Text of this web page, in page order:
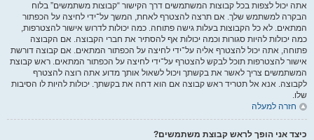
אתה יכול לצפות בכל קבוצות המשתמשים דרך הקישור “קבוצות משתמשים” בלוח
הבקרה למשתמש שלך. אם תרצה להצטרף לאחת, המשך על־ידי לחיצה על הכפתור
המתאים. לא כל הקבוצות בעלות גישה פתוחה. כמה יכולות לדרוש אישור להצטרפות,
כמה יכולות להיות סגורות וכמה יכולות אף להסתיר את חברי הקבוצה. אם הקבוצה
פתוחה, אתה יכול להצטרף אליה על־ידי לחיצה על הכפתור המתאים. אם קבוצה דורשת
אישור להצטרפות תוכל לבקש להצטרף על־ידי לחיצה על הכפתור המתאים. ראש קבוצת
המשתמשים צריך לאשר את בקשתך ויכול לשאול אותך מדוע אתה רוצה להצטרף
לקבוצה. אנא אל תטריד ראש קבוצה אם הוא דחה את בקשתך. יכולות להיות לו הסיבות
שלו.
חזרה למעלה
כיצד אני הופך לראש קבוצת משתמשים?